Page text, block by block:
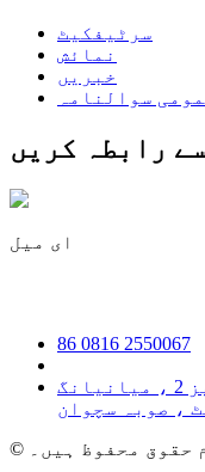
سرٹیفکیٹ
نمائش
خبریں
سوالنامہ
رابطہ کریں
ای میل
86 0816 2550067
بلڈنگ 6 ، انوویشن سینٹر فیز 2 ، میانیانگ
، صوبہ سچوان